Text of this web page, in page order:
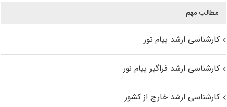
مطالب مهم
کارشناسی ارشد پیام نور
کارشناسی ارشد فراگیر پیام نور
کارشناسی ارشد خارج از کشور